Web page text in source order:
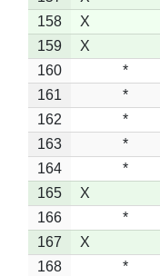
158
X
159
X
160
*
161
*
162
*
163
*
164
*
165
X
166
*
167
X
168
*